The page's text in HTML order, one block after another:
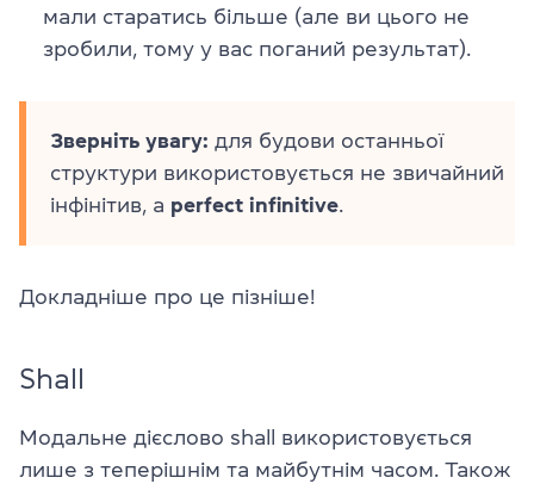
мали старатись більше (але ви цього не
зробили, тому у вас поганий результат).
Зверніть увагу: для будови останньої
структури використовується не звичайний
інфінітив, а perfect infinitive.
Докладніше про це пізніше!
Shall
Модальне дієслово shall використовується
лише з теперішнім та майбутнім часом. Також